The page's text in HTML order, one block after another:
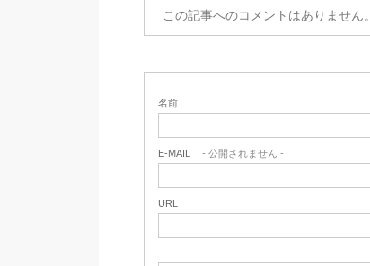
この記事へのコメントはありません。
名前
E-MAIL - 公開されません -
URL